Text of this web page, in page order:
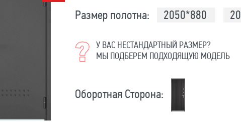
Размер полотна: 2050*880
У ВАС НЕСТАНДАРТНЫЙ РАЗМЕР?
МЫ ПОДБЕРЕМ ПОДХОДЯЩУЮ МОДЕЛЬ
Оборотная Сторона: